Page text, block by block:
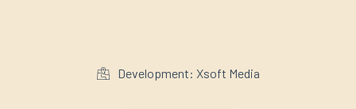
Development: Xsoft Media